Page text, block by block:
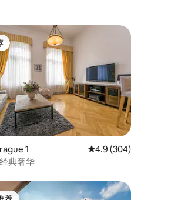
分），共 380 条评价
1 平均评分 4.9 分（满
4.9 (304)
典奢华